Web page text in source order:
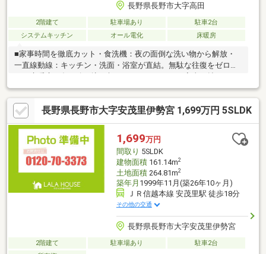
長野県長野市大字高田
2階建て 駐車場あり
駐車2台
システムキッチン
オール電化 床暖房
■家事時間を徹底カット・食洗機：夜の面倒な洗い物から解放・
一直線動線：キッチン・洗面・浴室が直結。無駄な往復をゼロ
■収納の工夫でLDKを広く使う15畳超のリビングを美しく保つた
め、玄関収納と2階廊下のストック収納を完備出しっぱなしの荷物
が消え、お掃除もスムーズにツルヤとアオキが共に徒歩10分圏
内、買い物もスムーズ古牧小学校 徒歩約１７分（約１，３５０
ｍ）櫻ヶ岡中学校 徒歩約１３分（約１，０００ｍ）洪水ハザー
ド外の安心感も、この家の大きな魅力家事の負担を減らし、心に
余裕をまずは一度、現地をご覧ください
長野県長野市大字安茂里伊勢宮 1,699万円 5SLDK
1,699万円
間取り 5SLDK
建物面積161.14m2
土地面積264.81m2
築年月 1999年11月(築26年10ヶ月)
ＪＲ信越本線 安茂里駅 徒歩18分
その他の交通
長野県長野市大字安茂里伊勢宮
2階建て 駐車場あり
駐車2台